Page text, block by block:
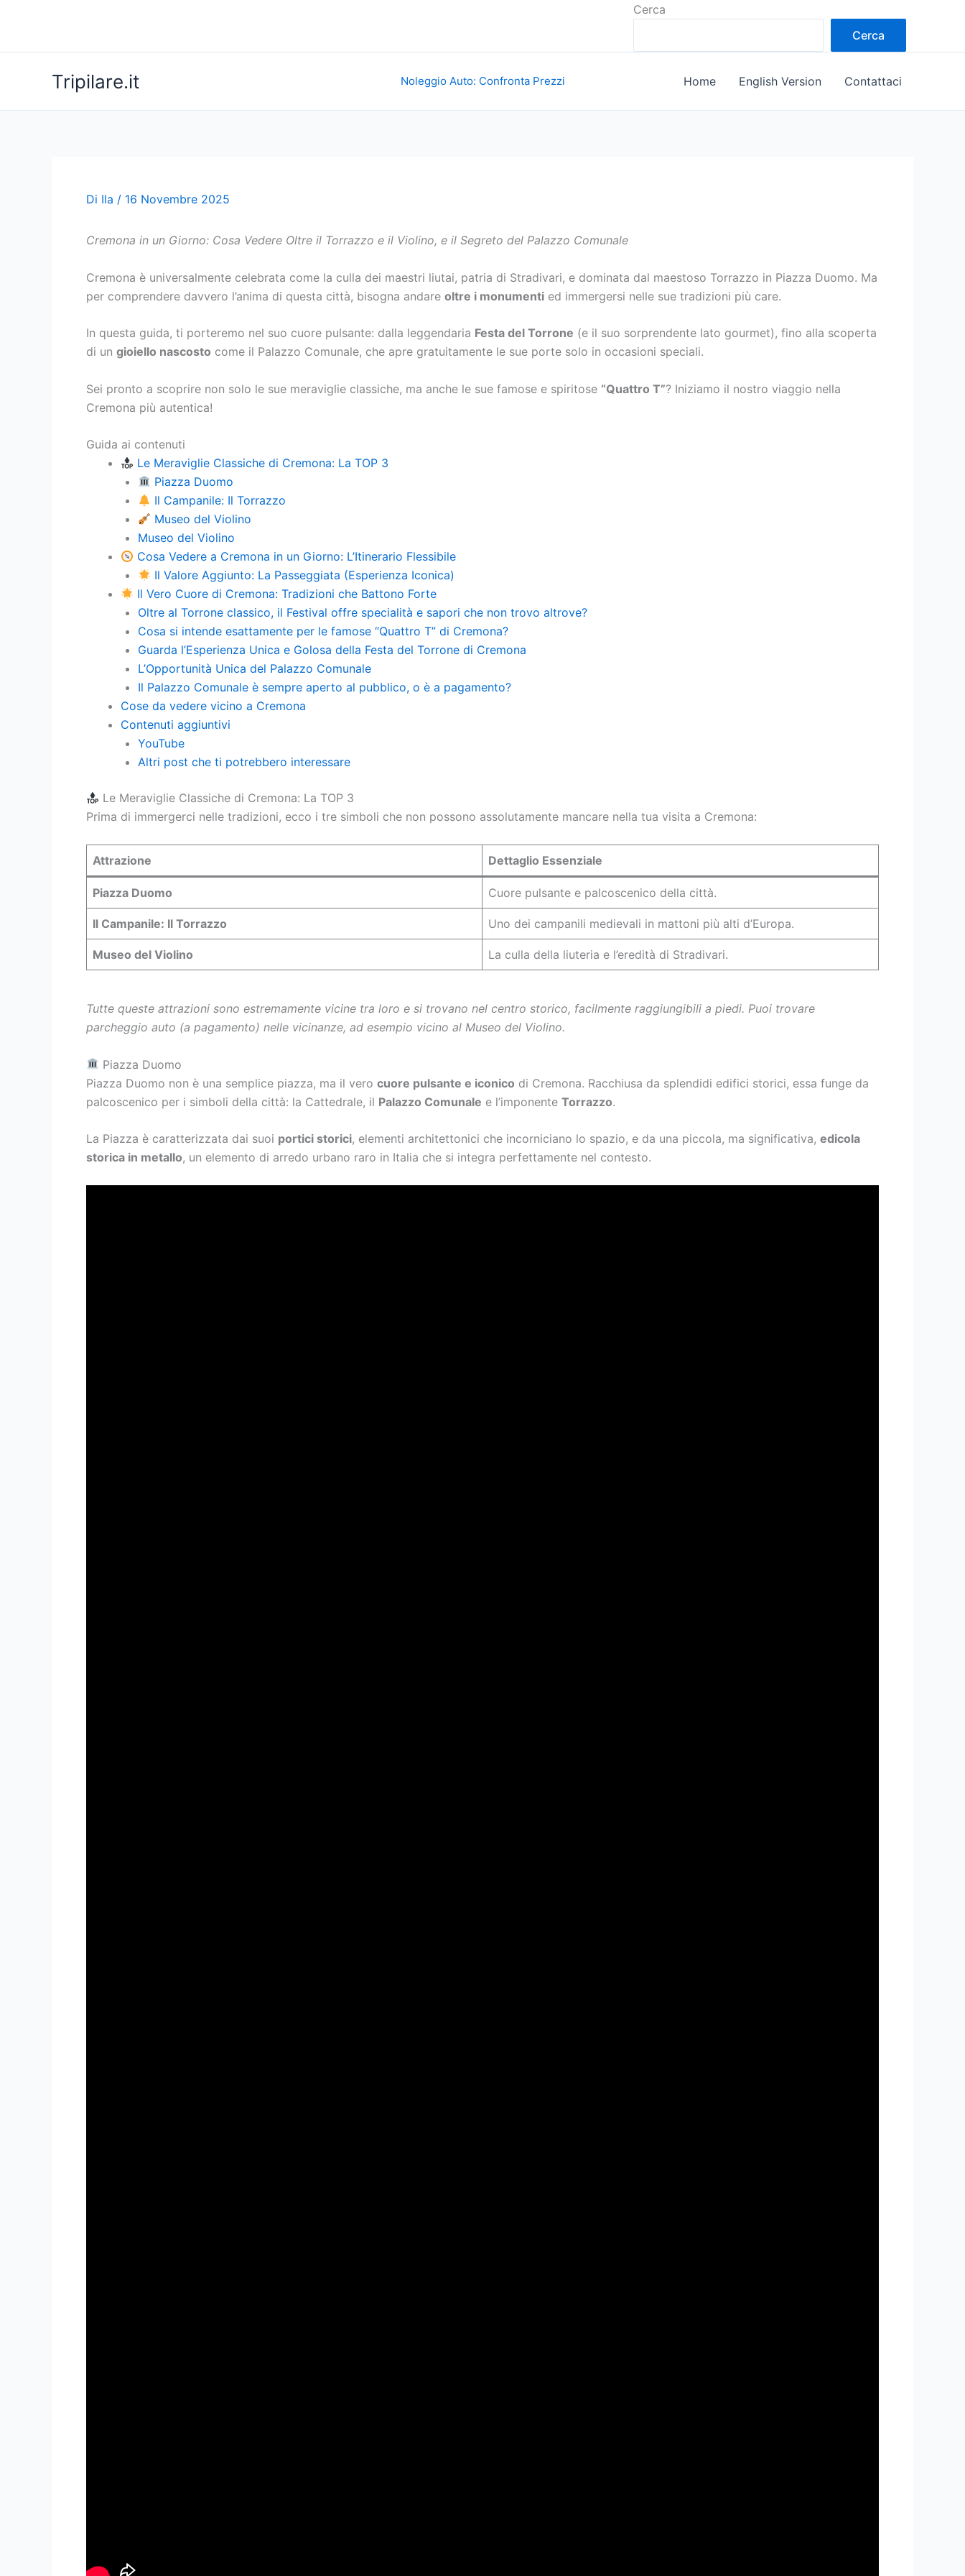
Cerca
Cerca
Tripilare.it Noleggio Auto: Confronta Prezzi Home English Version Contattaci
Di Ila / 16 Novembre 2025
Cremona in un Giorno: Cosa Vedere Oltre il Torrazzo e il Violino, e il Segreto del Palazzo Comunale
Cremona è universalmente celebrata come la culla dei maestri liutai, patria di Stradivari, e dominata dal maestoso Torrazzo in Piazza Duomo. Ma
per comprendere davvero l’anima di questa città, bisogna andare oltre i monumenti ed immergersi nelle sue tradizioni più care.
In questa guida, ti porteremo nel suo cuore pulsante: dalla leggendaria Festa del Torrone (e il suo sorprendente lato gourmet), fino alla scoperta
di un gioiello nascosto come il Palazzo Comunale, che apre gratuitamente le sue porte solo in occasioni speciali.
Sei pronto a scoprire non solo le sue meraviglie classiche, ma anche le sue famose e spiritose “Quattro T”? Iniziamo il nostro viaggio nella
Cremona più autentica!
Guida ai contenuti
Le Meraviglie Classiche di Cremona: La TOP 3
Piazza Duomo
Il Campanile: Il Torrazzo
Museo del Violino
Museo del Violino
Cosa Vedere a Cremona in un Giorno: L’Itinerario Flessibile
Il Valore Aggiunto: La Passeggiata (Esperienza Iconica)
Il Vero Cuore di Cremona: Tradizioni che Battono Forte
Oltre al Torrone classico, il Festival offre specialità e sapori che non trovo altrove?
Cosa si intende esattamente per le famose “Quattro T” di Cremona?
Guarda l’Esperienza Unica e Golosa della Festa del Torrone di Cremona
L’Opportunità Unica del Palazzo Comunale
Il Palazzo Comunale è sempre aperto al pubblico, o è a pagamento?
Cose da vedere vicino a Cremona
Contenuti aggiuntivi
YouTube
Altri post che ti potrebbero interessare
Le Meraviglie Classiche di Cremona: La TOP 3
Prima di immergerci nelle tradizioni, ecco i tre simboli che non possono assolutamente mancare nella tua visita a Cremona:
Attrazione Dettaglio Essenziale
Piazza Duomo Cuore pulsante e palcoscenico della città.
Il Campanile: Il Torrazzo Uno dei campanili medievali in mattoni più alti d’Europa.
Museo del Violino La culla della liuteria e l’eredità di Stradivari.
Tutte queste attrazioni sono estremamente vicine tra loro e si trovano nel centro storico, facilmente raggiungibili a piedi. Puoi trovare
parcheggio auto (a pagamento) nelle vicinanze, ad esempio vicino al Museo del Violino.
Piazza Duomo
Piazza Duomo non è una semplice piazza, ma il vero cuore pulsante e iconico di Cremona. Racchiusa da splendidi edifici storici, essa funge da
palcoscenico per i simboli della città: la Cattedrale, il Palazzo Comunale e l’imponente Torrazzo.
La Piazza è caratterizzata dai suoi portici storici, elementi architettonici che incorniciano lo spazio, e da una piccola, ma significativa, edicola
storica in metallo, un elemento di arredo urbano raro in Italia che si integra perfettamente nel contesto.